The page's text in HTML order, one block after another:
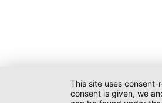
This site uses
consent is given, we